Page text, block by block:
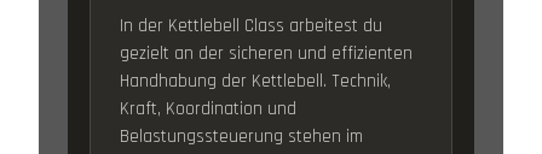
In der Kettlebell Class arbeitest du
gezielt an der sicheren und effizienten
Handhabung der Kettlebell. Technik,
Kraft, Koordination und
Belastungssteuerung stehen im